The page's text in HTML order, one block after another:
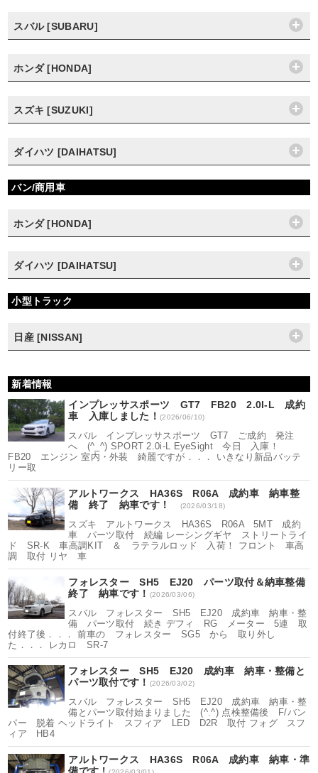
スバル [SUBARU]
ホンダ [HONDA]
スズキ [SUZUKI]
ダイハツ [DAIHATSU]
バン/商用車
ホンダ [HONDA]
ダイハツ [DAIHATSU]
小型トラック
日産 [NISSAN]
新着情報
インプレッサスポーツ GT7 FB20 2.0I-L 成約
車 入庫しました！ (2026/06/10)
スバル インプレッサスポーツ GT7 ご成約 発注
へ (^_^) SPORT 2.0i-L EyeSight 今日 入庫！
FB20 エンジン 室内・外装 綺麗ですが．．． いきなり新品バッテ
リー取
アルトワークス HA36S R06A 成約車 納車整
備 終了 納車です！
(2026/03/18)
スズキ アルトワークス HA36S R06A 5MT 成約
車 パーツ取付 続編 レーシングギヤ ストリートライ
ド SR-K 車高調KIT ＆ ラテラルロッド 入荷！ フロント 車高
調 取付 リヤ 車
フォレスター SH5 EJ20 パーツ取付＆納車整備
終了 納車です！ (2026/03/06)
スバル フォレスター SH5 EJ20 成約車 納車・整
備 パーツ取付 続き デフィ RG メーター 5連 取
付終了後．．． 前車の フォレスター SG5 から 取り外し
た．．． レカロ SR-7
フォレスター SH5 EJ20 成約車 納車・整備と
パーツ取付です！ (2026/03/02)
スバル フォレスター SH5 EJ20 成約車 納車・整
備とパーツ取付始まりました (^.^) 点検整備後 F/バン
パー 脱着 ヘッドライト スフィア LED D2R 取付 フォグ スフ
ィア HB4
アルトワークス HA36S R06A 成約車 納車・準